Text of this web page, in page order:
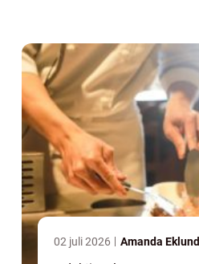
02 juli 2026 Amanda Eklund